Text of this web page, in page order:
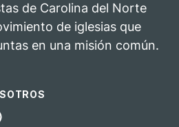
para el
ministerio
de Carolina del Norte
de iglesias que
en una misión común.